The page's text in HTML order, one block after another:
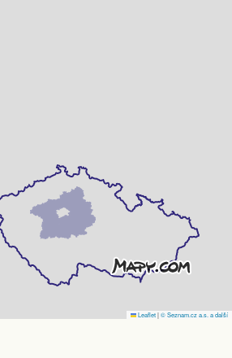
Leaflet|© Seznam.cz a.s. a další